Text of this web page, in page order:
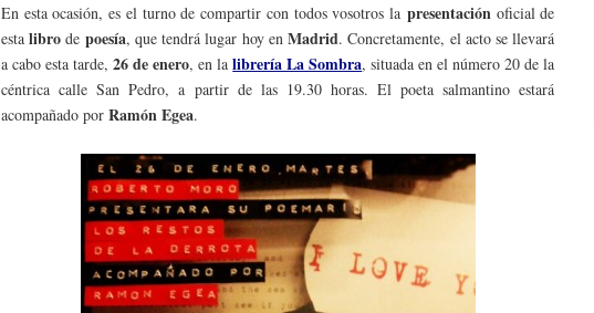
En esta ocasión, es el turno de compartir con todos vosotros la presentaciónoficial de
estalibro de poesía, que tendrá lugar hoy enMadrid. Concretamente, el acto se llevará
a cabo esta tarde, 26 de enero, en lalibrería La Sombra, situada en el número 20 de la
céntrica calle San Pedro, a partir de las 19.30 horas. El poeta salmantino estará
acompañado por Ramón Egea.